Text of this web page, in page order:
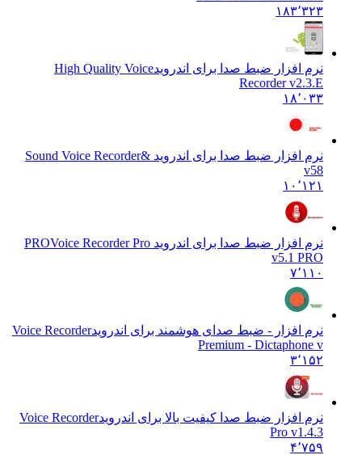
۱۸۳٬۳۲۳
نرم افزار ضبط صدا برای اندروید High Quality Voice
Recorder v2.3.E
۱۸٬۰۳۳
نرم افزار ضبط صدا برای اندروید &Sound Voice Recorder
۱۰٬۱۲۱
نرم افزار ضبط صدا برای اندروید PRO Voice Recorder Pro
v5.1 PRO
نرم افزار - ضبط صدای هوشمند برای اندروید Voice Recorder
Premium - Dictaphone v
نرم افزار ضبط صدا کیفیت بالا برای اندروید Voice Recorder
Pro v1.4.3